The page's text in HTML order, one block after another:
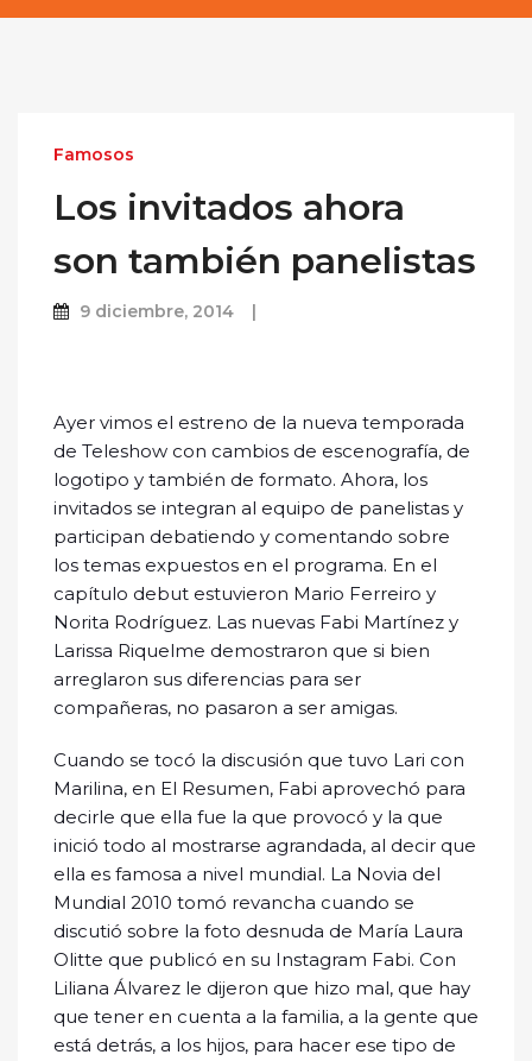
Famosos
Los invitados ahora
son también panelistas
9 diciembre, 2014
Ayer vimos el estreno de la nueva temporada
de Teleshow con cambios de escenografía, de
logotipo y también de formato. Ahora, los
invitados se integran al equipo de panelistas y
participan debatiendo y comentando sobre
los temas expuestos en el programa. En el
capítulo debut estuvieron Mario Ferreiro y
Norita Rodríguez. Las nuevas Fabi Martínez y
Larissa Riquelme demostraron que si bien
arreglaron sus diferencias para ser
compañeras, no pasaron a ser amigas.
Cuando se tocó la discusión que tuvo Lari con
Marilina, en El Resumen, Fabi aprovechó para
decirle que ella fue la que provocó y la que
inició todo al mostrarse agrandada, al decir que
ella es famosa a nivel mundial. La Novia del
Mundial 2010 tomó revancha cuando se
discutió sobre la foto desnuda de María Laura
Olitte que publicó en su Instagram Fabi. Con
Liliana Álvarez le dijeron que hizo mal, que hay
que tener en cuenta a la familia, a la gente que
está detrás, a los hijos, para hacer ese tipo de